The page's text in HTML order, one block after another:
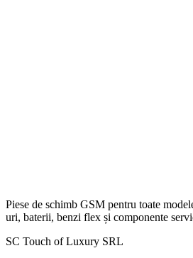
Piese de schimb GSM pentru toate
uri, baterii, benzi flex și componente
SC Touch of Luxury SRL